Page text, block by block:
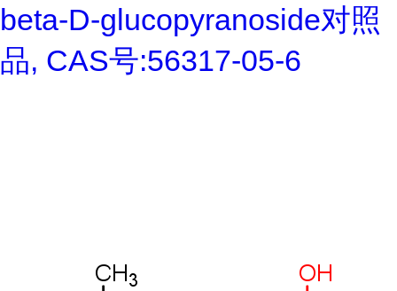
beta-D-glucopyranoside对照
品, CAS号:56317-05-6